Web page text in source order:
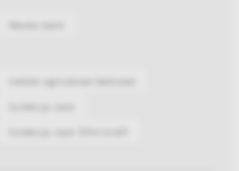
Media bank
meble ogrodowe teakowe
kolekcja Jack
kolekcja Jack Ethnicraft